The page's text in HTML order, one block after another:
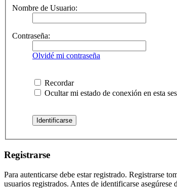
Nombre de Usuario:
Contraseña:
Olvidé mi contraseña
Recordar
Ocultar mi estado de conexión en esta
Registrarse
Para autenticarse debe estar registrado. Registrarse
usuarios registrados. Antes de identificarse